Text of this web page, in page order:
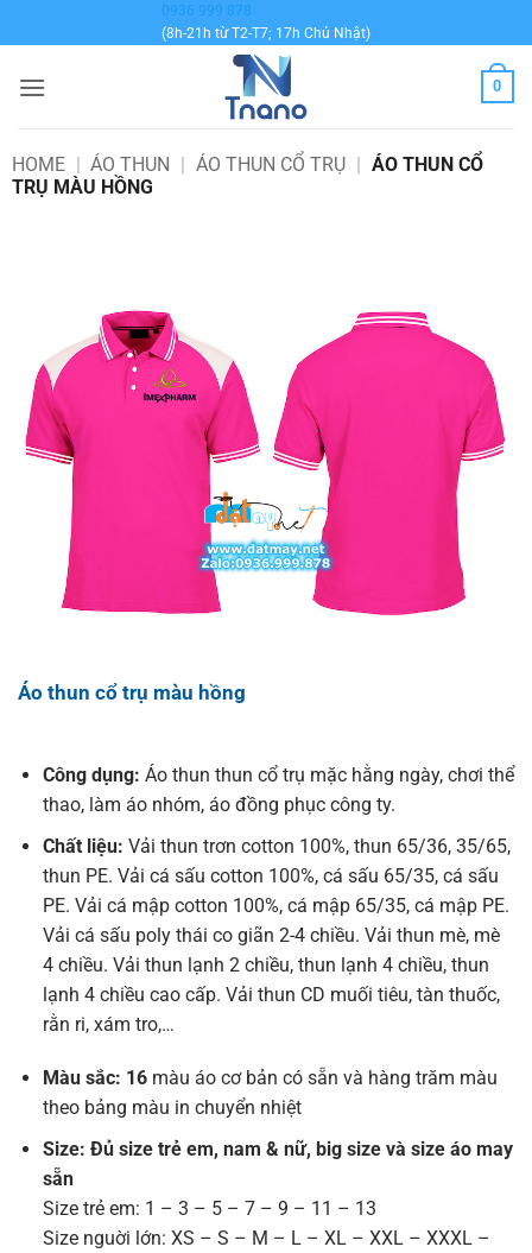
qua
dung
0936 999 878
(8h-21h từ T2-T7; 17h Chủ Nhật)
0
HOME | ÁO THUN | ÁO THUN CỔ TRỤ | ÁO THUN CỔ
TRỤ MÀU HỒNG
Áo thun cổ trụ màu hồng
Công dụng: Áo thun thun cổ trụ mặc hằng ngày, chơi thể
thao, làm áo nhóm, áo đồng phục công ty.
Chất liệu: Vải thun trơn cotton 100%, thun 65/36, 35/65,
thun PE. Vải cá sấu cotton 100%, cá sấu 65/35, cá sấu
PE. Vải cá mập cotton 100%, cá mập 65/35, cá mập PE.
Vải cá sấu poly thái co giãn 2-4 chiều. Vải thun mè, mè
4 chiều. Vải thun lạnh 2 chiều, thun lạnh 4 chiều, thun
lạnh 4 chiều cao cấp. Vải thun CD muối tiêu, tàn thuốc,
rằn ri, xám tro,…
Màu sắc: 16màu áo cơ bản có sẵn và hàng trăm màu
theo bảng màu in chuyển nhiệt
Size: Đủ size trẻ em, nam & nữ, big size và size áo may
sẵn
Size trẻ em: 1 – 3 – 5 – 7 – 9 – 11 – 13
Size nguời lớn: XS – S – M – L – XL – XXL – XXXL –